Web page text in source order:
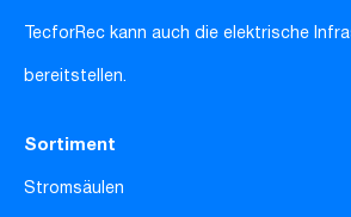
TecforRec kann auch die elektrische
bereitstellen.
Sortiment
Stromsäulen